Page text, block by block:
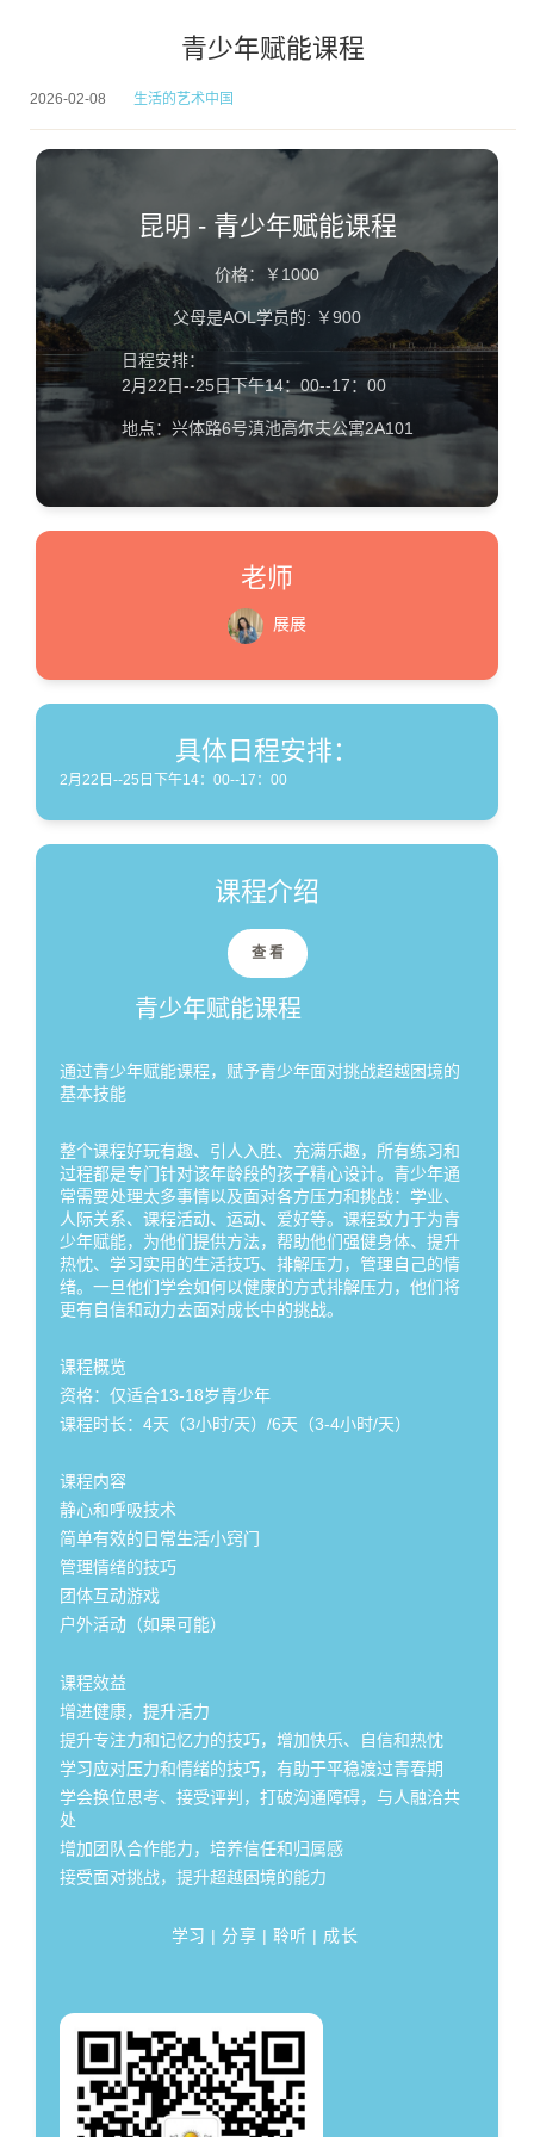
青少年赋能课程
2026-02-08 生活的艺术中国
昆明 - 青少年赋能课程
价格：￥1000
父母是AOL学员的: ￥900
日程安排：
2月22日--25日下午14：00--17：00
地点：兴体路6号滇池高尔夫公寓2A101
老师
展展
具体日程安排：
2月22日--25日下午14：00--17：00
课程介绍
查 看
青少年赋能课程
通过青少年赋能课程，赋予青少年面对挑战超越困境的
基本技能
整个课程好玩有趣、引人入胜、充满乐趣，所有练习和
过程都是专门针对该年龄段的孩子精心设计。青少年通
常需要处理太多事情以及面对各方压力和挑战：学业、
人际关系、课程活动、运动、爱好等。课程致力于为青
少年赋能，为他们提供方法，帮助他们强健身体、提升
热忱、学习实用的生活技巧、排解压力，管理自己的情
绪。一旦他们学会如何以健康的方式排解压力，他们将
更有自信和动力去面对成长中的挑战。
课程概览
资格：仅适合13-18岁青少年
课程时长：4天（3小时/天）/6天（3-4小时/天）
课程内容
静心和呼吸技术
简单有效的日常生活小窍门
管理情绪的技巧
团体互动游戏
户外活动（如果可能）
课程效益
增进健康，提升活力
提升专注力和记忆力的技巧，增加快乐、自信和热忱
学习应对压力和情绪的技巧，有助于平稳渡过青春期
学会换位思考、接受评判，打破沟通障碍，与人融洽共
处
增加团队合作能力，培养信任和归属感
接受面对挑战，提升超越困境的能力
学习 | 分享 | 聆听 | 成长